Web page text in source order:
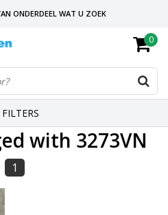
ONDERDEEL WAT U ZOEK
VANDAAG VERZONDEN
PEUGEOT
0
FILTERS
with 3273VN
1